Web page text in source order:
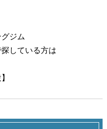
ジム
している方は